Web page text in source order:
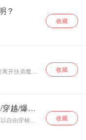
的大海贼。
是后悔，在
一起干掉！
夏洛特·玲
！ 凯多：还
诱惑了，白
，玲玲和凯
，所以来我
了看倒在神
？
收藏
开扶弟魔，
后六六的开
六尺长老子
收藏
越/爆笑
自由穿梭在
收藏